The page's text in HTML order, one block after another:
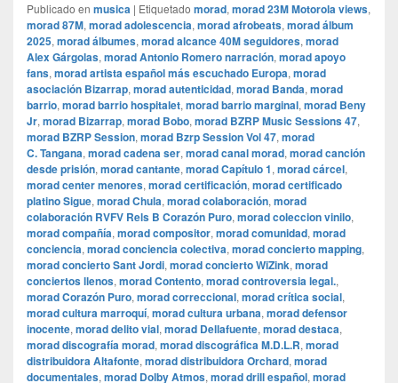
Publicado en musica | Etiquetado morad, morad 23M Motorola views,
morad 87M, morad adolescencia, morad afrobeats, morad álbum
2025, morad álbumes, morad alcance 40M seguidores, morad
Alex Gárgolas, morad Antonio Romero narración, morad apoyo
fans, morad artista español más escuchado Europa, morad
asociación Bizarrap, morad autenticidad, morad Banda, morad
barrio, morad barrio hospitalet, morad barrio marginal, morad Beny
Jr, morad Bizarrap, morad Bobo, morad BZRP Music Sessions 47,
morad BZRP Session, morad Bzrp Session Vol 47, morad
C. Tangana, morad cadena ser, morad canal morad, morad canción
desde prisión, morad cantante, morad Capítulo 1, morad cárcel,
morad center menores, morad certificación, morad certificado
platino Sigue, morad Chula, morad colaboración, morad
colaboración RVFV Rels B Corazón Puro, morad coleccion vinilo,
morad compañía, morad compositor, morad comunidad, morad
conciencia, morad conciencia colectiva, morad concierto mapping,
morad concierto Sant Jordi, morad concierto WiZink, morad
conciertos llenos, morad Contento, morad controversia legal.,
morad Corazón Puro, morad correccional, morad crítica social,
morad cultura marroquí, morad cultura urbana, morad defensor
inocente, morad delito vial, morad Dellafuente, morad destaca,
morad discografía morad, morad discográfica M.D.L.R, morad
distribuidora Altafonte, morad distribuidora Orchard, morad
documentales, morad Dolby Atmos, morad drill español, morad